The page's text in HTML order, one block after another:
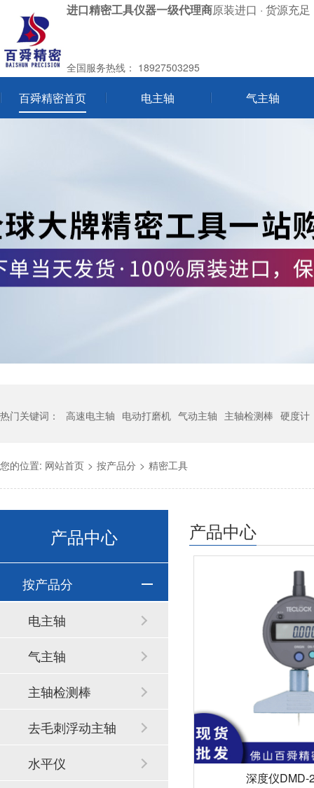
进口精密工具仪器一级代理商原装进口 · 货源充
全国服务热线： 18927503295
百舜精密首页 电主轴 气主轴
热门关键词： 高速电主轴 电动打磨机 气动主轴 主轴检测棒 硬度计
您的位置: 网站首页 > 按产品分 > 精密工具
产品中心
深度仪DMD-
产品中心
按产品分
电主轴
气主轴
主轴检测棒
去毛刺浮动主轴
水平仪